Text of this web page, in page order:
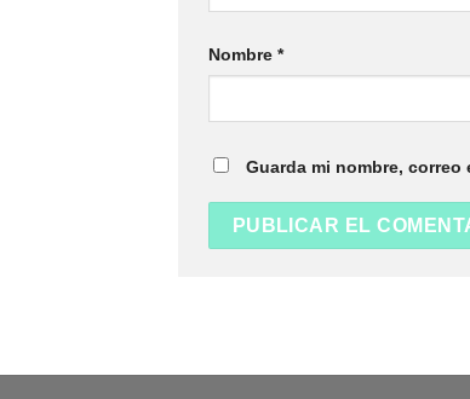
Nombre *
Guarda mi nombre,